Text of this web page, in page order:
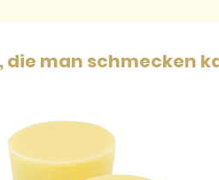
die man schmecken